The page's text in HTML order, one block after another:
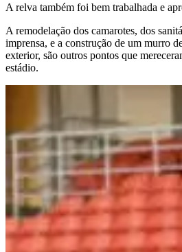
A relva também foi bem trabalhada e
A remodelação dos camarotes, dos
imprensa, e a construção de um murro
exterior, são outros pontos que
estádio.